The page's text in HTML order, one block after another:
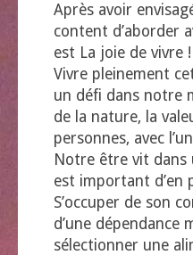
Après avoir
content d’aborder
est La joie de vivre !
Vivre pleinement
un défi dans notre
de la nature, la
personnes, avec
Notre être vit dans
est important d’en
S’occuper de son
d’une dépendance
sélectionner une